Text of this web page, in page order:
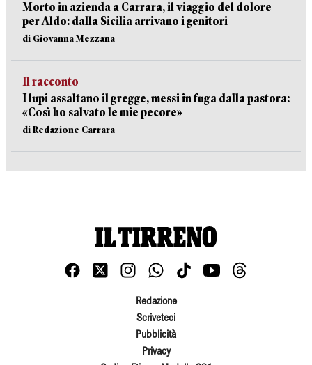
Morto in azienda a Carrara, il viaggio del dolore
per Aldo: dalla Sicilia arrivano i genitori
di Giovanna Mezzana
Il racconto
I lupi assaltano il gregge, messi in fuga dalla pastora:
«Così ho salvato le mie pecore»
di Redazione Carrara
Redazione
Scriveteci
Pubblicità
Privacy